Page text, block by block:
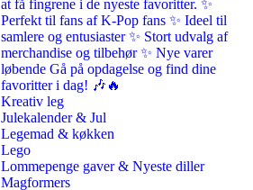
at få fingrene i de nyeste favoritter. ✨
Perfekt til fans af K-Pop fans ✨ Ideel til
samlere og entusiaster ✨ Stort udvalg af
merchandise og tilbehør ✨ Nye varer
løbende Gå på opdagelse og find dine
favoritter i dag! 🎶🔥
Kreativ leg
Julekalender & Jul
Legemad & køkken
Lego
Lommepenge gaver & Nyeste diller
Magformers